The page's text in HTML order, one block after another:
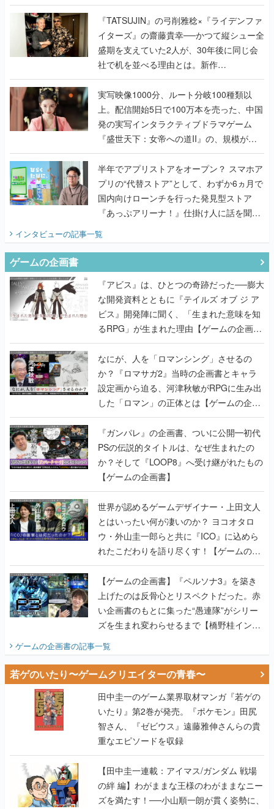
で作り込まれた理由を両ディレクターに聞
く
『TATSUJIN』の弓削雅稔×『ライデンファ
イターズ』の齋藤貴幸──かつて縦シュー全
盛期を支えていた2人が、30年後に同じ会
社で机を並べる理由とは。新作
『TATSUJIN EXTREME』で初タッグを組
んだレジェンド2人に訊く開発秘話
実写映像1000分、ルート分岐100種類以
上。配信開始5日で100万本を売った、中国
発の実写インタラクティブドラマゲーム
『盛世天下：女帝への道II』の、規模が違
うこだわりをプロデューサーに聞いた
半年でアプリストアをオープン？ スマホア
プリの“代替ストア”として、わずか6ヵ月で
国内向けローンチを行った発見型ストア
『あっぷアリーナ！』仕掛け人に話を聞い
てみた
インタビューの記事一覧
ゲームの企画書
『アビス』は、ひとつの奇跡だった──膨大
な開発資料とともに『テイルズ オブ ジ ア
ビス』開発陣に聞く、「生まれた意味を知
るRPG」が生まれた理由【ゲームの企画
書】
なにが、人を「ロマンシング」させるの
か？『ロマサガ2』当時の企画書とキャラ
設定画から迫る、河津秋敏がRPGに生み出
した「ロマン」の正体とは【ゲームの企画
書】
『ガンパレ』の企画書、ついに公開━初代
PSの伝説的タイトルは、なぜ生まれたの
か？そして『LOOP8』へ受け継がれたもの
【ゲームの企画書】
世界が認めるゲームデザイナー・上田文人
とはいったい何が凄いのか？ ヨコオタロ
ウ・外山圭一郎らと共に『ICO』に込めら
れたこだわりを語り尽くす！【ゲームの企
画書】
【ゲームの企画書】『ペルソナ3』を築き
上げたのは反骨心とリスペクトだった。赤
い企画書のもとに集った“愚連隊”がシリー
ズを生まれ変わらせるまで【橋野桂インタ
ビュー】
ゲームの企画書の記事一覧
若ゲのいたり〜ゲームクリエイターの青春〜
田中圭一のゲーム業界取材マンガ『若ゲの
いたり』第2巻が発売。『ポケモン』田尻
智さん、『ゼビウス』遠藤雅伸さんらの貴
重なエピソードを収録
【田中圭一連載：アイマス/ガンダム 戦場
の絆 編】わがままな王様のわがままなニー
ズを満たす！──小山順一朗が貫く姿勢に、